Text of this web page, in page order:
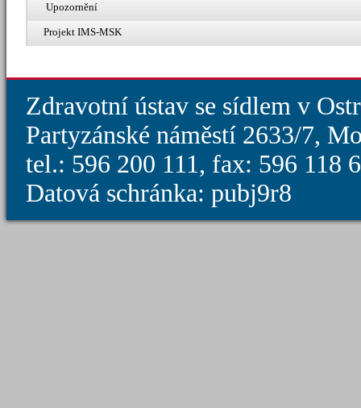
Upozornění
Projekt IMS-MSK
Zdravotní ústav se sídlem v
Partyzánské náměstí 2633/7,
tel.: 596 200 111, fax: 596 118
Datová schránka: pubj9r8